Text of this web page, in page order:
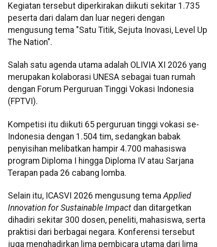
Kegiatan tersebut diperkirakan diikuti sekitar 1.735
peserta dari dalam dan luar negeri dengan
mengusung tema "Satu Titik, Sejuta Inovasi, Level Up
The Nation".
Salah satu agenda utama adalah OLIVIA XI 2026 yang
merupakan kolaborasi UNESA sebagai tuan rumah
dengan Forum Perguruan Tinggi Vokasi Indonesia
(FPTVI).
Kompetisi itu diikuti 65 perguruan tinggi vokasi se-
Indonesia dengan 1.504 tim, sedangkan babak
penyisihan melibatkan hampir 4.700 mahasiswa
program Diploma I hingga Diploma IV atau Sarjana
Terapan pada 26 cabang lomba.
Selain itu, ICASVI 2026 mengusung temaApplied
Innovation for Sustainable Impact dan ditargetkan
dihadiri sekitar 300 dosen, peneliti, mahasiswa, serta
praktisi dari berbagai negara. Konferensi tersebut
juga menghadirkan lima pembicara utama dari lima